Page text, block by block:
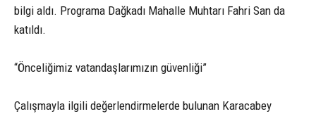
bilgi aldı. Programa Dağkadı Mahalle Muhtarı Fahri San da
katıldı.
“Önceliğimiz vatandaşlarımızın güvenliği”
Çalışmayla ilgili değerlendirmelerde bulunan Karacabey